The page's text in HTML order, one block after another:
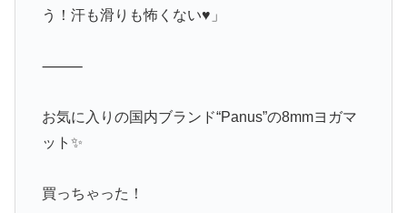
う！汗も滑りも怖くない♥」
⸻
お気に入りの国内ブランド“Panus”の8mmヨガマ
ット✨
買っちゃった！